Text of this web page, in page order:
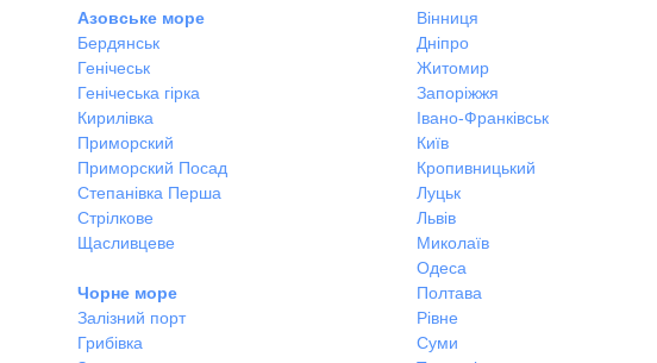
Азовське море
Бердянськ
Генічеськ
Генічеська гірка
Кирилівка
Приморский
Приморский Посад
Степанівка Перша
Стрілкове
Щасливцеве
Чорне море
Залізний порт
Грибівка
Вінниця
Дніпро
Житомир
Запоріжжя
Івано-Франківськ
Київ
Кропивницький
Луцьк
Львів
Миколаїв
Одеса
Полтава
Рівне
Суми